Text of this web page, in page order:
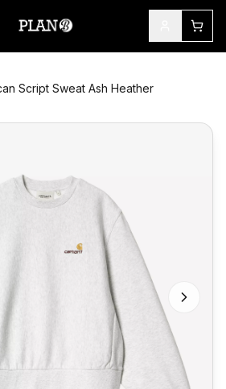
Script Sweat Ash Heather